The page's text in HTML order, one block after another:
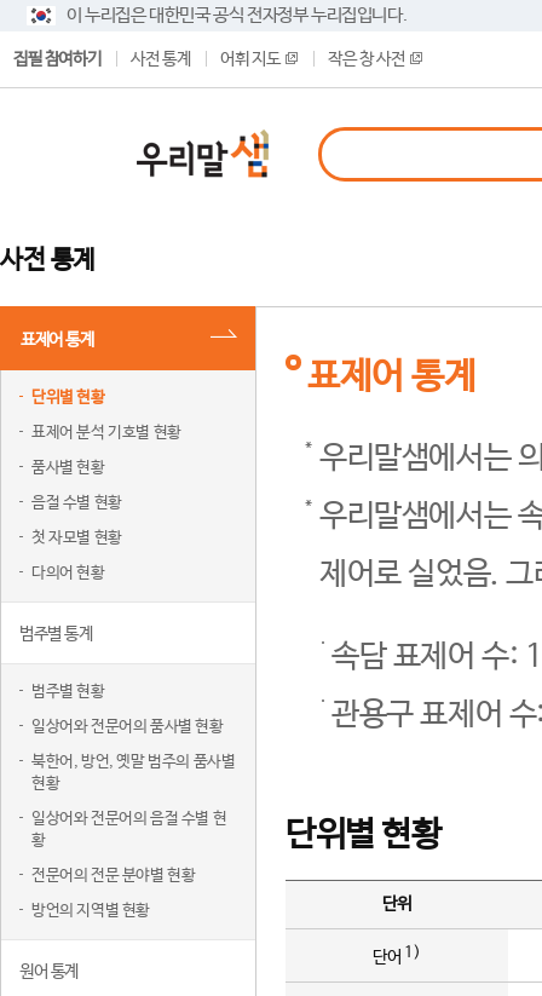
이 누리집은 대한민국 공식 전자정부 누리집입니다.
집필 참여하기 사전 통계 어휘 지도 작은 창 사전
사전 통계
표제어 통계
단위별 현황
표제어 분석 기호별 현황
품사별 현황
음절 수별 현황
첫 자모별 현황
다의어 현황
범주별 통계
범주별 현황
일상어와 전문어의 품사별 현황
북한어, 방언, 옛말 범주의 품사별
현황
일상어와 전문어의 음절 수별 현
황
전문어의 전문 분야별 현황
방언의 지역별 현황
원어 통계
표제어 통계
우리말샘에서는
우리말샘에서는
제어로 실었음.
속담 표제어 수:
관용구 표제어
단위별 현황
단위
단어 1)